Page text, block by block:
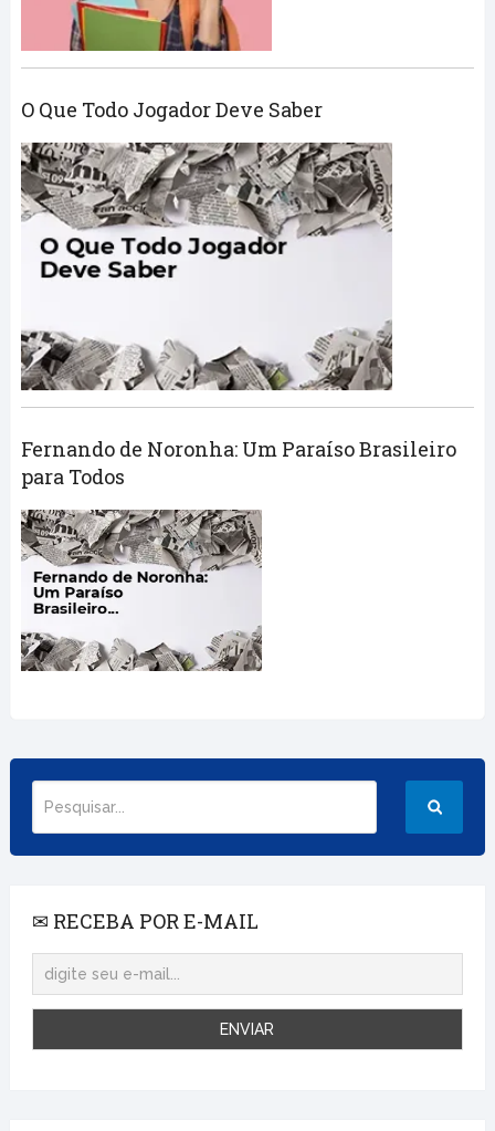
O Que Todo Jogador Deve Saber
Fernando de Noronha: Um Paraíso Brasileiro
para Todos
✉ RECEBA POR E-MAIL